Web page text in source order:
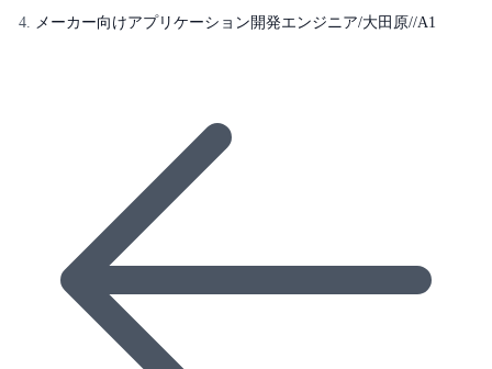
メーカー向けアプリケーション開発エンジニア/大田原//A1